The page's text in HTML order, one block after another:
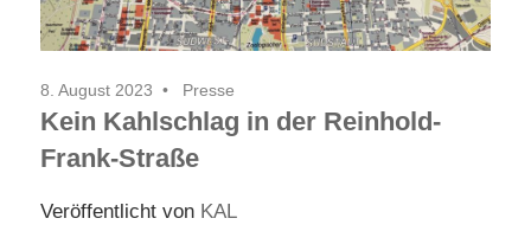
8. August 2023 Presse
Kein Kahlschlag in der Reinhold-
Frank-Straße
Veröffentlicht von KAL